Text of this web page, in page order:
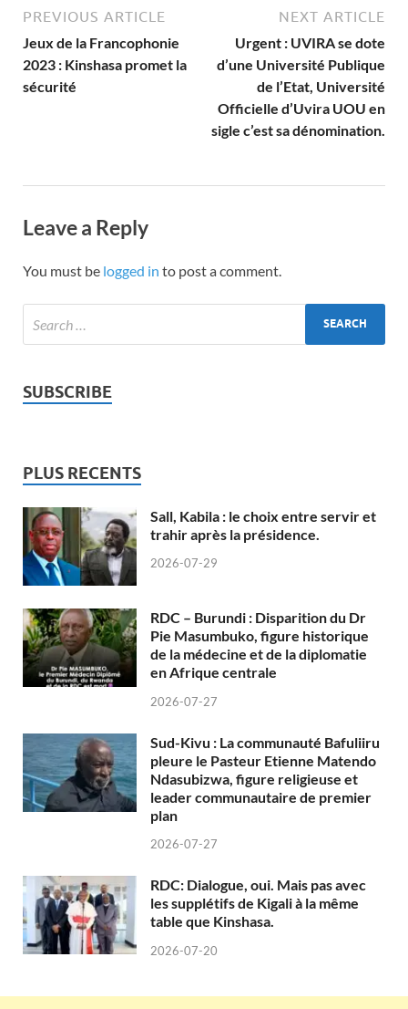
PREVIOUS ARTICLE
Jeux de la Francophonie
2023 : Kinshasa promet la
sécurité
NEXT ARTICLE
Urgent : UVIRA se dote
d’une Université Publique
de l’Etat, Université
Officielle d’Uvira UOU en
sigle c’est sa dénomination.
Leave a Reply
You must be logged in to post a comment.
SUBSCRIBE
PLUS RECENTS
Sall, Kabila : le choix entre servir et
trahir après la présidence.
2026-07-29
RDC – Burundi : Disparition du Dr
Pie Masumbuko, figure historique
de la médecine et de la diplomatie
en Afrique centrale
2026-07-27
Sud-Kivu : La communauté Bafuliiru
pleure le Pasteur Etienne Matendo
Ndasubizwa, figure religieuse et
leader communautaire de premier
plan
2026-07-27
RDC: Dialogue, oui. Mais pas avec
les supplétifs de Kigali à la même
table que Kinshasa.
2026-07-20